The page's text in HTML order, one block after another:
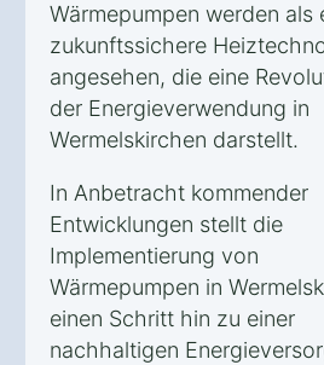
Wärmepumpen werden als
zukunftssichere
angesehen, die eine
der Energieverwendung in
Wermelskirchen darstellt.
In Anbetracht kommender
Entwicklungen stellt die
Implementierung von
Wärmepumpen in
einen Schritt hin zu einer
nachhaltigen